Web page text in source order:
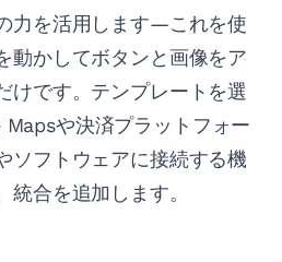
力を活用します—これを使
動かしてボタンと画像をア
けです。テンプレートを選
や決済プラットフォー
ソフトウェアに接続する機
合を追加します。